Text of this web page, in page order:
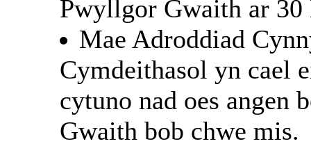
Pwyllgor Gwaith ar 30
Mae Adroddiad
Cymdeithasol yn cael
cytuno nad oes
Gwaith bob chwe mis.